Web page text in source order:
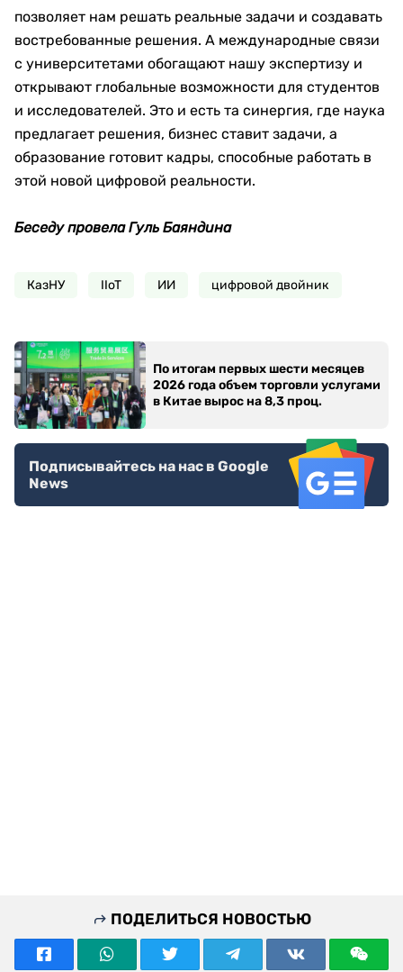
позволяет нам решать реальные задачи и создавать
востребованные решения. А международные связи
с университетами обогащают нашу экспертизу и
открывают глобальные возможности для студентов
и исследователей. Это и есть та синергия, где наука
предлагает решения, бизнес ставит задачи, а
образование готовит кадры, способные работать в
этой новой цифровой реальности.
Беседу провела Гуль Баяндина
КазНУ IIoT ИИ цифровой двойник
По итогам первых шести месяцев
2026 года объем торговли услугами
в Китае вырос на 8,3 проц.
Подписывайтесь на нас в Google
News
ПОДЕЛИТЬСЯ НОВОСТЬЮ